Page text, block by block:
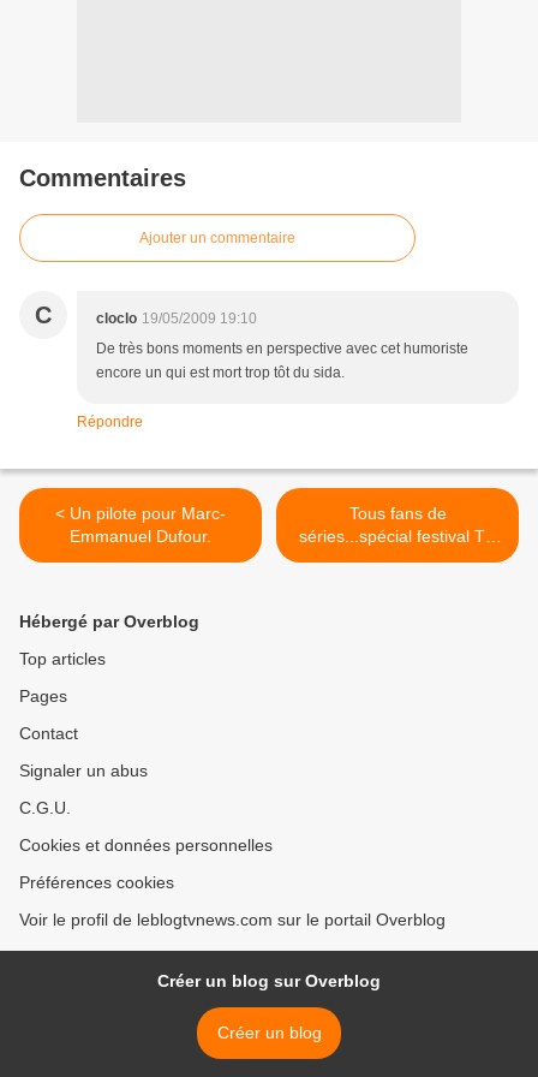
Commentaires
Ajouter un commentaire
C cloclo 19/05/2009 19:10
De très bons moments en perspective avec cet humoriste
encore un qui est mort trop tôt du sida.
Répondre
< Un pilote pour Marc-
Emmanuel Dufour.
Tous fans de
séries...spécial festival TV
de Monaco. >
Hébergé par Overblog
Top articles
Pages
Contact
Signaler un abus
C.G.U.
Cookies et données personnelles
Préférences cookies
Voir le profil de leblogtvnews.com sur le portail Overblog
Créer un blog sur Overblog
Créer un blog